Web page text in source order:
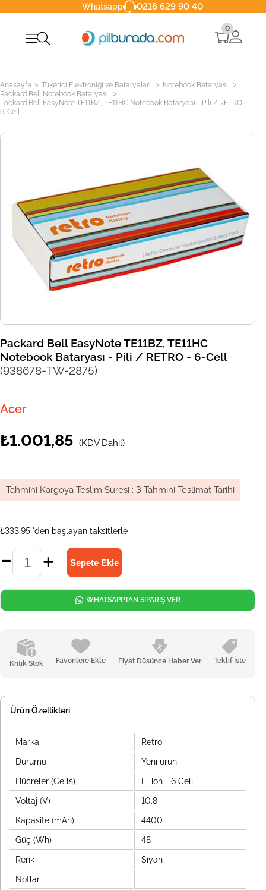
Whatsapp 0216 629 90 40
0
Anasayfa > Tüketici Elektroniği ve Bataryaları > Notebook Bataryası >
Packard Bell Notebook Bataryası >
Packard Bell EasyNote TE11BZ, TE11HC Notebook Bataryası - Pili / RETRO -
6-Cell
Packard Bell EasyNote TE11BZ, TE11HC
Notebook Bataryası - Pili / RETRO - 6-Cell
(938678-TW-2875)
Acer
₺1.001,85 (KDV Dahil)
Tahmini Kargoya Teslim Süresi : 3 Tahmini Teslimat Tarihi
₺333,95 'den başlayan taksitlerle
Kritik Stok Favorilere Ekle Fiyat Düşünce Haber Ver Teklif İste
WHATSAPPTAN SİPARİŞ VER
Ürün Özellikleri
Marka Retro
Durumu Yeni ürün
Hücreler (Cells) Li-ion - 6 Cell
Voltaj (V) 10.8
Kapasite (mAh) 4400
Güç (Wh) 48
Renk Siyah
Notlar